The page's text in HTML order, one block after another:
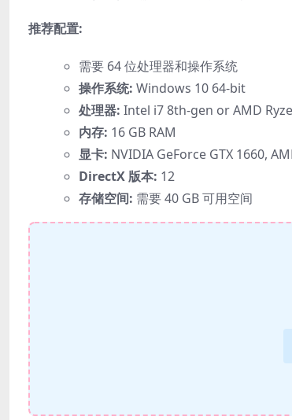
推荐配置:
需要 64 位处理器和操作系统
操作系统: Windows 10 64-bit
处理器: Intel i7 8th-gen or AMD
内存: 16 GB RAM
显卡: NVIDIA GeForce GTX 1660,
DirectX 版本: 12
存储空间: 需要 40 GB 可用空间